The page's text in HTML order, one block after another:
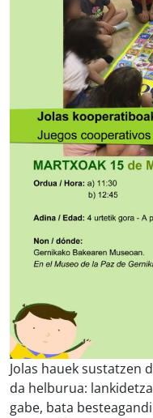
Jolas hauek sustatzen
da helburua:
gabe, bata